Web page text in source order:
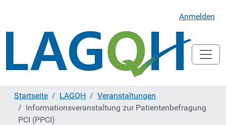
Anmelden
Startseite LAGQH
Veranstaltungen
Informationsveranstaltung zur Patientenbefragung
PCI (PPCI)